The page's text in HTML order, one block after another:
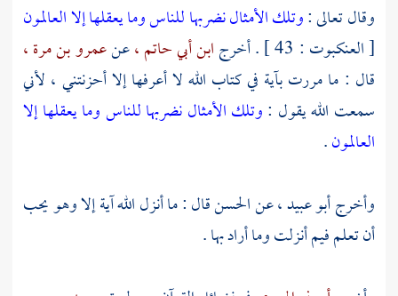
وقال تعالى :وتلك الأمثال نضربها للناس وما يعقلها إلا العالمون
[ العنكبوت : 43 ] . أخرج
ابن أبي حاتم ،عنعمرو بن مرة ،
قال : ما مررت بآية في كتاب الله لا أعرفها إلا أحزنتني ، لأني
سمعت الله يقول :وتلك الأمثال نضربها للناس وما يعقلها إلا
العالمون.
وأخرجأبو عبيد ،عنالحسنقال : ما أنزل الله آية إلا وهو يحب
أن تعلم فيم أنزلت وما أراد بها .